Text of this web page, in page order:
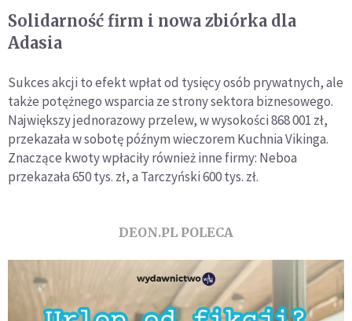
Solidarność firm i nowa zbiórka dla
Adasia
Sukces akcji to efekt wpłat od tysięcy osób prywatnych, ale
także potężnego wsparcia ze strony sektora biznesowego.
Największy jednorazowy przelew, w wysokości 868 001 zł,
przekazała w sobotę późnym wieczorem Kuchnia Vikinga.
Znaczące kwoty wpłaciły również inne firmy: Neboa
przekazała 650 tys. zł, a Tarczyński 600 tys. zł.
DEON.PL POLECA